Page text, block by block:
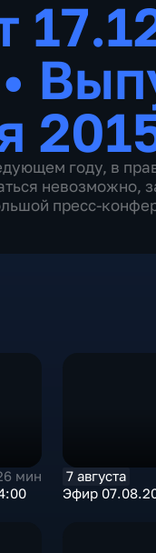
•
году, в
невозможно,
пресс-
мин
7 августа
Эфир